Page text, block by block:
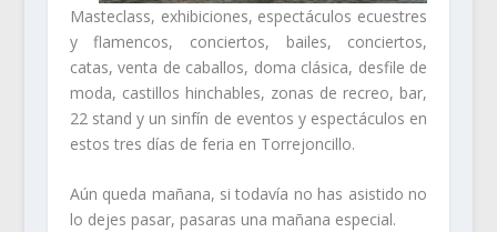
Masteclass, exhibiciones, espectáculos ecuestres
y flamencos, conciertos, bailes, conciertos,
catas, venta de caballos, doma clásica, desfile de
moda, castillos hinchables, zonas de recreo, bar,
22 stand y un sinfín de eventos y espectáculos en
estos tres días de feria en Torrejoncillo.
Aún queda mañana, si todavía no has asistido no
lo dejes pasar, pasaras una mañana especial.